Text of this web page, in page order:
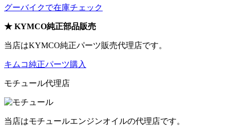
グーバイクで在庫チェック
★ KYMCO純正部品販売
当店はKYMCO純正パーツ販売代理店です。
キムコ純正パーツ購入
モチュール代理店
当店はモチュールエンジンオイルの代理店です。